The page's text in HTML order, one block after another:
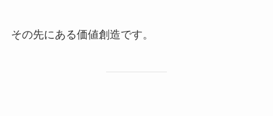
その先にある価値創造です。